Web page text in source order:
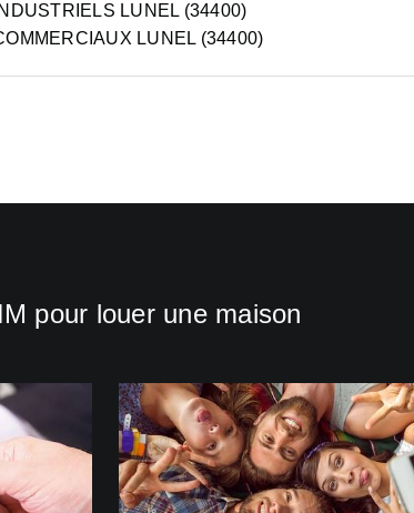
LUNEL (34400)
LUNEL (34400)
pour louer une maison